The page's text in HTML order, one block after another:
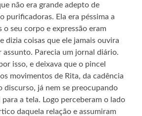
não era grande adepto de
purificadoras. Ela era péssima a
o seu corpo e expressão eram
dizia coisas que ele jamais ouvira
assunto. Parecia um jornal diário.
isso, e deixava que o pincel
movimentos de Rita, da cadência
já nem se preocupando
a tela. Logo perceberam o lado
daquela relação e assumiram